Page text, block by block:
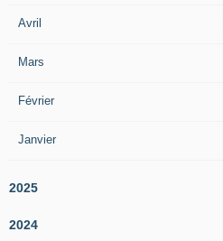
Avril
Mars
Février
Janvier
2025
2024